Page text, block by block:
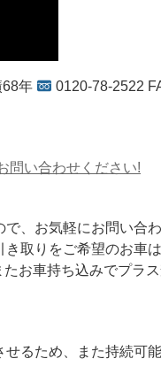
68年
0120-78-2522
問い合わせください!
、お気軽にお問い合
取りをご希望のお車
お車持ち込みでプラ
せるため、また持続可